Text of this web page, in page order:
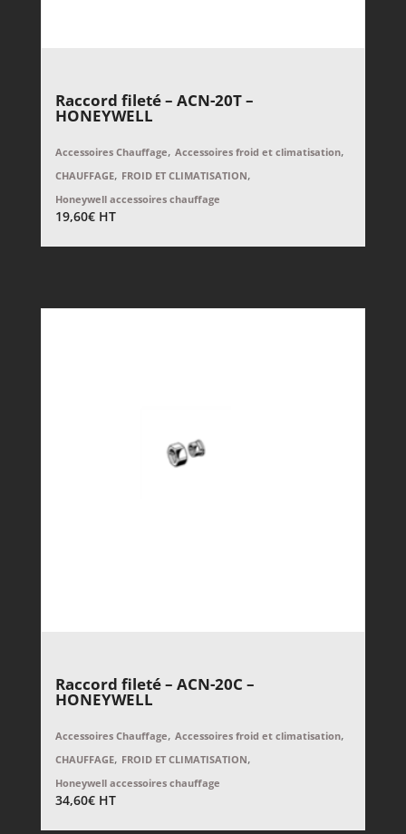
Raccord fileté – ACN-20T –
HONEYWELL
Accessoires Chauffage, Accessoires froid et climatisation,
CHAUFFAGE, FROID ET CLIMATISATION,
Honeywell accessoires chauffage
19,60€ HT
Raccord fileté – ACN-20C –
HONEYWELL
Accessoires Chauffage, Accessoires froid et climatisation,
CHAUFFAGE, FROID ET CLIMATISATION,
Honeywell accessoires chauffage
34,60€ HT